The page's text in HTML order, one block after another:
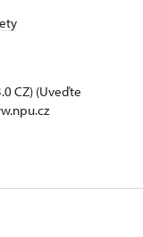
CZ) (Uveďte